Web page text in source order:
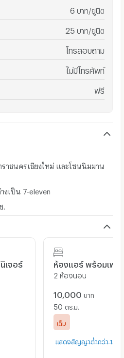
6 บาท/ยูนิต
25 บาท/ยูนิต
โทรสอบถาม
ไม่มีโทรศัพท์
ฟรี
าชนครเชียงใหม่ และโซนนิมมาน
งเป็น 7-eleven
.
เจอร์ ห้องแอร์ พร้อมเฟอ
2 ห้องนอน
10,000 บาท
50 ตร.ม.
เต็ม
แสดงสัญญาต่ำกว่า 1 ปี